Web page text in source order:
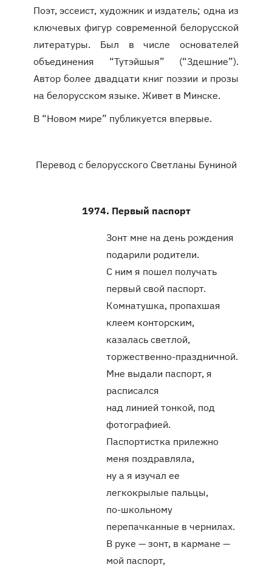
Поэт, эссеист, художник и издатель; одна из
ключевых фигур современной белорусской
литературы. Был в числе основателей
объединения “Тутэйшыя” (“Здешние”).
Автор более двадцати книг поэзии и прозы
на белорусском языке. Живет в Минске.
В “Новом мире” публикуется впервые.
Перевод с белорусского Светланы Буниной
1974. Первый паспорт
Зонт мне на день рождения
подарили родители.
С ним я пошел получать
первый свой паспорт.
Комнатушка, пропахшая
клеем конторским,
казалась светлой,
торжественно-праздничной.
Мне выдали паспорт, я
расписался
над линией тонкой, под
фотографией.
Паспортистка прилежно
меня поздравляла,
ну а я изучал ее
легкокрылые пальцы,
по-школьному
перепачканные в чернилах.
В руке — зонт, в кармане —
мой паспорт,